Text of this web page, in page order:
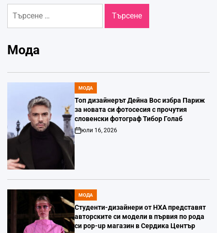
за:
Мода
POSTED
IN
МОДА
Топ дизайнерът Дейна Вос избра Париж
за новата си фотосесия с прочутия
словенски фотограф Тибор Голаб
Post
Date
юли 16, 2026
POSTED
IN
МОДА
Студенти-дизайнери от НХА представят
авторските си модели в първия по рода
си pop-up магазин в Сердика Център